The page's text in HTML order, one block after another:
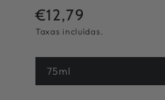
Preço
regular
€12,79
Taxas incluídas.
75ml
Variante
esgotada